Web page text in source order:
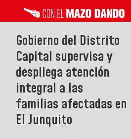
Gobierno del Distrito
Capital supervisa y
despliega atención
integral a las
familias afectadas en
El Junquito